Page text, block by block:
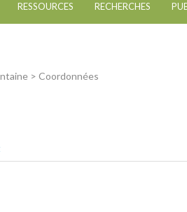
RESSOURCES RECHERCHES
> Coordonnées